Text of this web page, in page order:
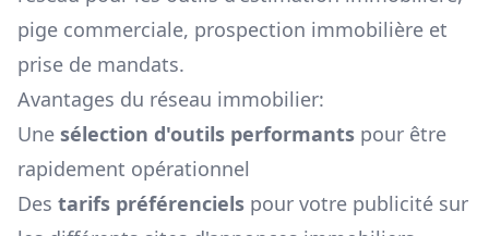
pige commerciale, prospection immobilière et
prise de mandats.
Avantages du réseau immobilier:
Une sélection d'outils performants pour être
rapidement opérationnel
Des tarifs préférenciels pour votre publicité sur